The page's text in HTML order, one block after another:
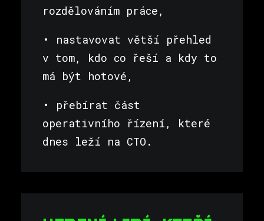
rozdělováním práce,
• nastavovat větší přehled
v tom, kdo co řeší a kdy to
má být hotové,
• přebírat část
operativního řízení, které
dnes leží na CTO.